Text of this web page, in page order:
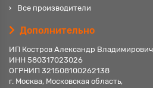
Все производители
Дополнительно
ИП Костров Александр Владимирович
ИНН 580317023026
ОГРНИП 321508100262138
г. Москва, Московская область,